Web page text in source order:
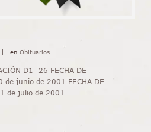
en Obituarios
D1- 26 FECHA DE
de junio de 2001 FECHA DE
de julio de 2001